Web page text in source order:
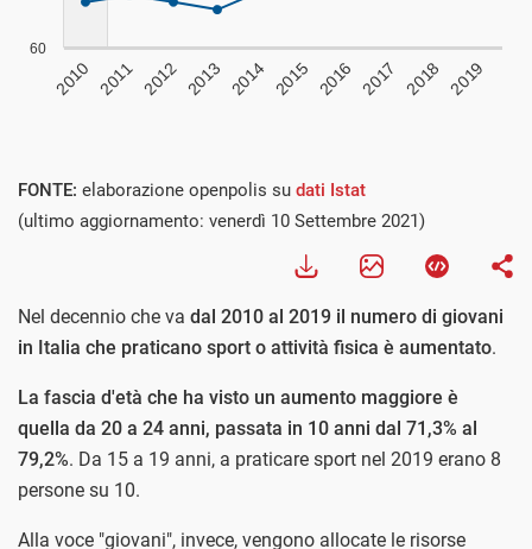
FONTE: elaborazione openpolis su dati Istat
(ultimo aggiornamento: venerdì 10 Settembre 2021)
Nel decennio che va dal 2010 al 2019 il numero di giovani
in Italia che praticano sport o attività fisica è aumentato.
La fascia d'età che ha visto un aumento maggiore è
quella da 20 a 24 anni, passata in 10 anni dal 71,3% al
79,2%. Da 15 a 19 anni, a praticare sport nel 2019 erano 8
persone su 10.
Alla voce "giovani", invece, vengono allocate le risorse